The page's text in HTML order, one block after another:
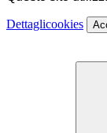
Dettaglicookies